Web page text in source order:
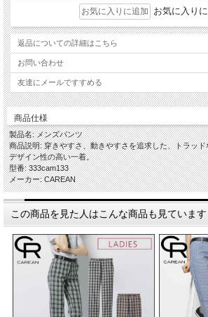
お気に入り
返品についての詳細はこちら
お問い合わせ
友達にメールですすめる
商品仕様
製品名: メンズパンツ
商品説明: 穿きやすさ、動きやすさを追求した、トラッ
デザイン性の高い一着。
型番: 333cam133
メーカー: CAREAN
この商品を見た人はこんな商品も見ています